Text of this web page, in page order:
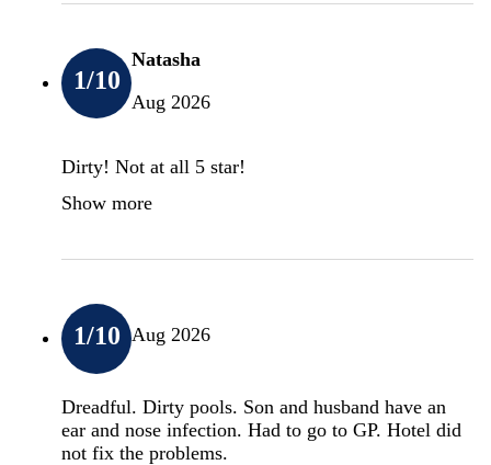
1/10
Natasha
Aug 2026
Dirty! Not at all 5 star!
Show more
1/10 Aug 2026
Dreadful. Dirty pools. Son and husband have an
ear and nose infection. Had to go to GP. Hotel did
not fix the problems.